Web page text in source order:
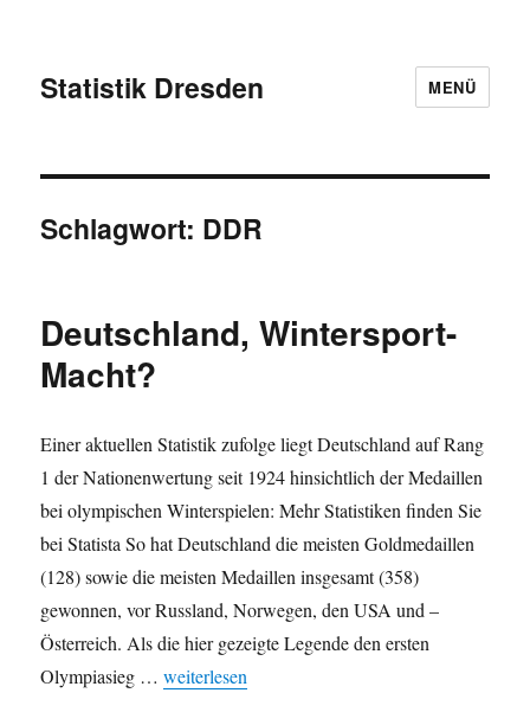
Statistik Dresden MENÜ
Schlagwort: DDR
Deutschland, Wintersport-
Macht?
Einer aktuellen Statistik zufolge liegt Deutschland auf Rang
1 der Nationenwertung seit 1924 hinsichtlich der Medaillen
bei olympischen Winterspielen: Mehr Statistiken finden Sie
bei Statista So hat Deutschland die meisten Goldmedaillen
(128) sowie die meisten Medaillen insgesamt (358)
gewonnen, vor Russland, Norwegen, den USA und –
Österreich. Als die hier gezeigte Legende den ersten
Olympiasieg …„Deutschland, Wintersport-Macht?“
weiterlesen